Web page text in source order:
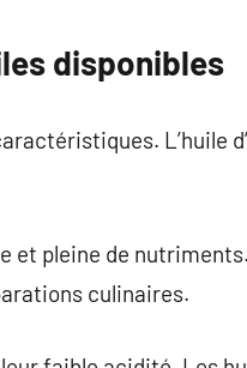
disponibles
L’huile
et pleine de
culinaires.